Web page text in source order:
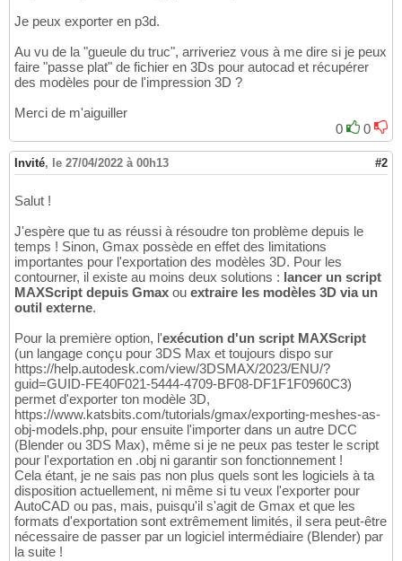
Je peux exporter en p3d.
Au vu de la "gueule du truc", arriveriez vous à me dire si je peux
faire "passe plat" de fichier en 3Ds pour autocad et récupérer
des modèles pour de l'impression 3D ?
Merci de m'aiguiller
0
0
Invité, le 27/04/2022 à 00h13 #2
Salut !
J'espère que tu as réussi à résoudre ton problème depuis le
temps ! Sinon, Gmax possède en effet des limitations
importantes pour l'exportation des modèles 3D. Pour les
contourner, il existe au moins deux solutions : lancer un script
MAXScript depuis Gmax ou extraire les modèles 3D via un
outil externe.
Pour la première option, l'exécution d'un script MAXScript
(un langage conçu pour 3DS Max et toujours dispo sur
https://help.autodesk.com/view/3DSMAX/2023/ENU/?
guid=GUID-FE40F021-5444-4709-BF08-DF1F1F0960C3)
permet d'exporter ton modèle 3D,
https://www.katsbits.com/tutorials/gmax/exporting-meshes-as-
obj-models.php, pour ensuite l'importer dans un autre DCC
(Blender ou 3DS Max), même si je ne peux pas tester le script
pour l'exportation en .obj ni garantir son fonctionnement !
Cela étant, je ne sais pas non plus quels sont les logiciels à ta
disposition actuellement, ni même si tu veux l'exporter pour
AutoCAD ou pas, mais, puisqu'il s'agit de Gmax et que les
formats d'exportation sont extrêmement limités, il sera peut-être
nécessaire de passer par un logiciel intermédiaire (Blender) par
la suite !